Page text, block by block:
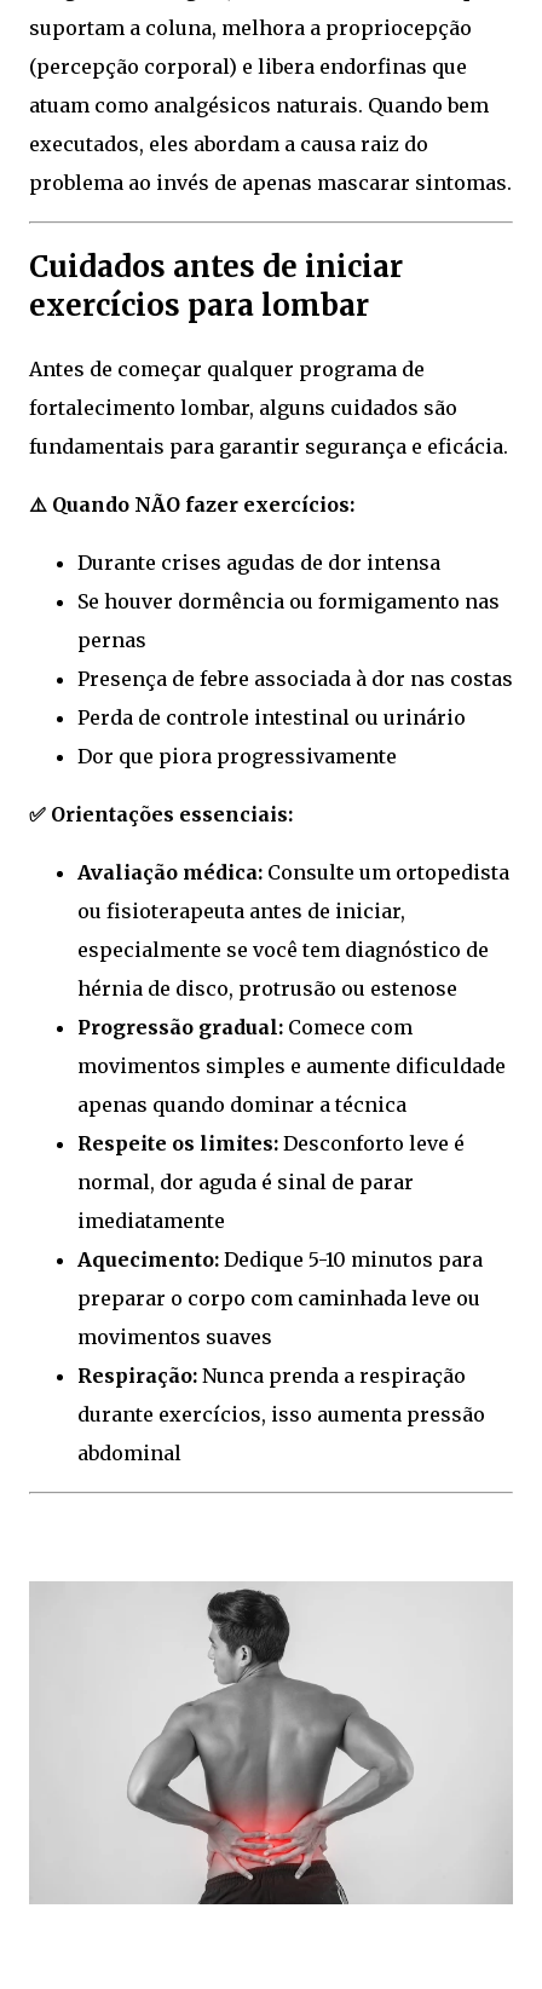
suportam a coluna, melhora a propriocepção
(percepção corporal) e libera endorfinas que
atuam como analgésicos naturais. Quando bem
executados, eles abordam a causa raiz do
problema ao invés de apenas mascarar sintomas.
Cuidados antes de iniciar
exercícios para lombar
Antes de começar qualquer programa de
fortalecimento lombar, alguns cuidados são
fundamentais para garantir segurança e eficácia.
⚠️ Quando NÃO fazer exercícios:
Durante crises agudas de dor intensa
Se houver dormência ou formigamento nas
pernas
Presença de febre associada à dor nas costas
Perda de controle intestinal ou urinário
Dor que piora progressivamente
✅ Orientações essenciais:
Avaliação médica: Consulte um ortopedista
ou fisioterapeuta antes de iniciar,
especialmente se você tem diagnóstico de
hérnia de disco, protrusão ou estenose
Progressão gradual: Comece com
movimentos simples e aumente dificuldade
apenas quando dominar a técnica
Respeite os limites: Desconforto leve é
normal, dor aguda é sinal de parar
imediatamente
Aquecimento: Dedique 5-10 minutos para
preparar o corpo com caminhada leve ou
movimentos suaves
Respiração: Nunca prenda a respiração
durante exercícios, isso aumenta pressão
abdominal